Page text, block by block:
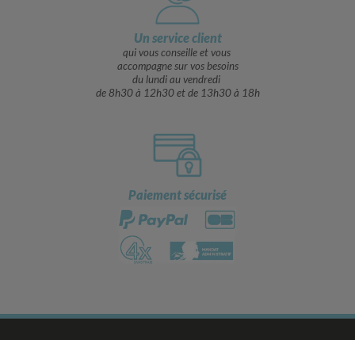
Un service client
qui vous conseille et vous
accompagne sur vos besoins
du lundi au vendredi
de 8h30 à 12h30 et de 13h30 à 18h
Paiement sécurisé